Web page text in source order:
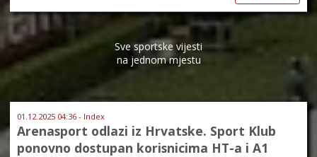
Sve sportske vijesti
na jednom mjestu
01.12.2025 04:36 - Index
Arenasport odlazi iz Hrvatske. Sport Klub
ponovno dostupan korisnicima HT-a i A1